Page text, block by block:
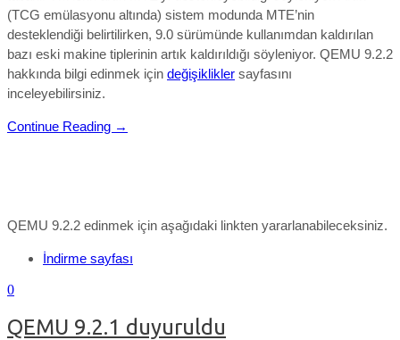
(TCG emülasyonu altında) sistem modunda MTE’nin
desteklendiği belirtilirken, 9.0 sürümünde kullanımdan kaldırılan
bazı eski makine tiplerinin artık kaldırıldığı söyleniyor. QEMU 9.2.2
hakkında bilgi edinmek için değişiklikler sayfasını
inceleyebilirsiniz.
Continue Reading →
QEMU 9.2.2 edinmek için aşağıdaki linkten yararlanabileceksiniz.
İndirme sayfası
0
QEMU 9.2.1 duyuruldu